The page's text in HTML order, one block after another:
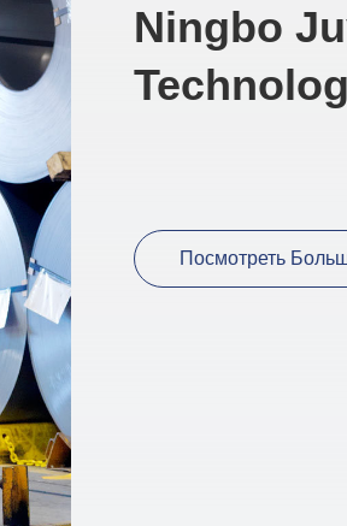
Ningbo
Посмотреть